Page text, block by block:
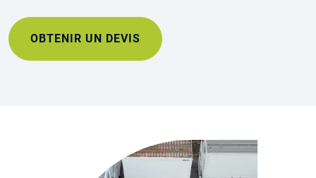
OBTENIR UN DEVIS